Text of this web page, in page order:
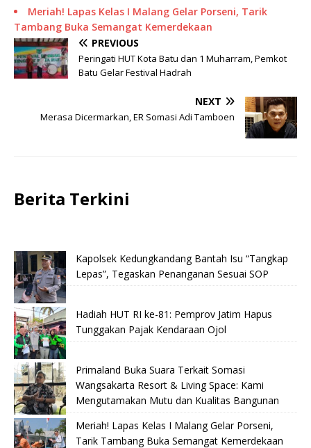
Meriah! Lapas Kelas I Malang Gelar Porseni, Tarik
Tambang Buka Semangat Kemerdekaan
PREVIOUS
Peringati HUT Kota Batu dan 1 Muharram, Pemkot
Batu Gelar Festival Hadrah
NEXT
Merasa Dicermarkan, ER Somasi Adi Tamboen
Berita Terkini
Kapolsek Kedungkandang Bantah Isu “Tangkap
Lepas”, Tegaskan Penanganan Sesuai SOP
Hadiah HUT RI ke-81: Pemprov Jatim Hapus
Tunggakan Pajak Kendaraan Ojol
Primaland Buka Suara Terkait Somasi
Wangsakarta Resort & Living Space: Kami
Mengutamakan Mutu dan Kualitas Bangunan
Meriah! Lapas Kelas I Malang Gelar Porseni,
Tarik Tambang Buka Semangat Kemerdekaan